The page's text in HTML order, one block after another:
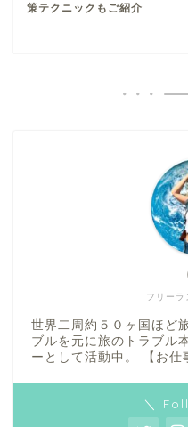
策テクニックもご紹介
フリーラ
世界二周約５０ヶ国ほど
ブルを元に旅のトラブル
ーとして活動中。 【お
＼